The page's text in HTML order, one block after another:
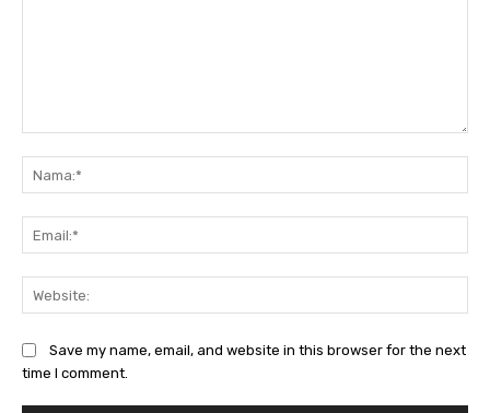
Save my name, email, and website in this browser for the next
time I comment.